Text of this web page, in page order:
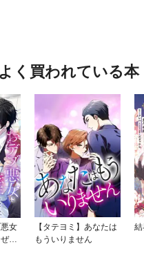
く買われている本
悪女
か
【タテヨミ】あなたは
もういりません